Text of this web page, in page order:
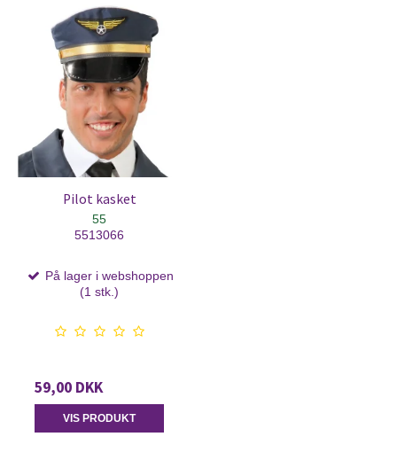
Pilot kasket
55
5513066
På lager i webshoppen
(1 stk.)
59,00 DKK
VIS PRODUKT